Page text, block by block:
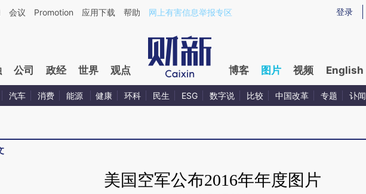
登录
会议 Promotion 应用下载 帮助 网上有害信息举报专区
公司 政经 世界 观点 博客 图片 视频 English
汽车 消费 能源 健康 环科 民生 ESG 数字说 比较 中国改革 专题 讣闻
美国空军公布2016年年度图片